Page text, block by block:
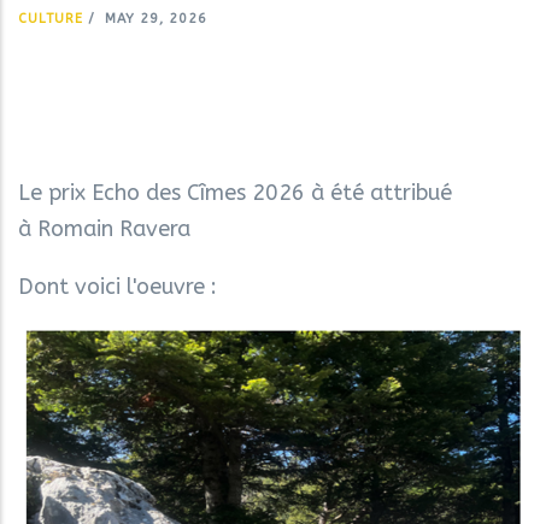
CULTURE / MAY 29, 2026
Le prix Echo des Cîmes 2026 à été attribué
à Romain Ravera
Dont voici l'oeuvre :